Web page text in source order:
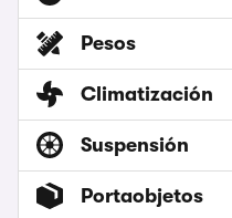
Pesos
Climatización
Suspensión
Portaobjetos